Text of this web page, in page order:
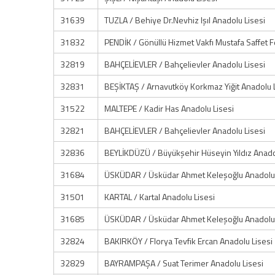
31639
TUZLA / Behiye Dr.Nevhiz Işıl Anadolu Lisesi
31832
PENDİK / Gönüllü Hizmet Vakfı Mustafa Saffet
32819
BAHÇELİEVLER / Bahçelievler Anadolu Lisesi
32831
BEŞİKTAŞ / Arnavutköy Korkmaz Yiğit Anadolu
31522
MALTEPE / Kadir Has Anadolu Lisesi
32821
BAHÇELİEVLER / Bahçelievler Anadolu Lisesi
32836
BEYLİKDÜZÜ / Büyükşehir Hüseyin Yıldız
31684
ÜSKÜDAR / Üsküdar Ahmet Keleşoğlu
31501
KARTAL / Kartal Anadolu Lisesi
31685
ÜSKÜDAR / Üsküdar Ahmet Keleşoğlu
32824
BAKIRKÖY / Florya Tevfik Ercan Anadolu Lisesi
32829
BAYRAMPAŞA / Suat Terimer Anadolu Lisesi